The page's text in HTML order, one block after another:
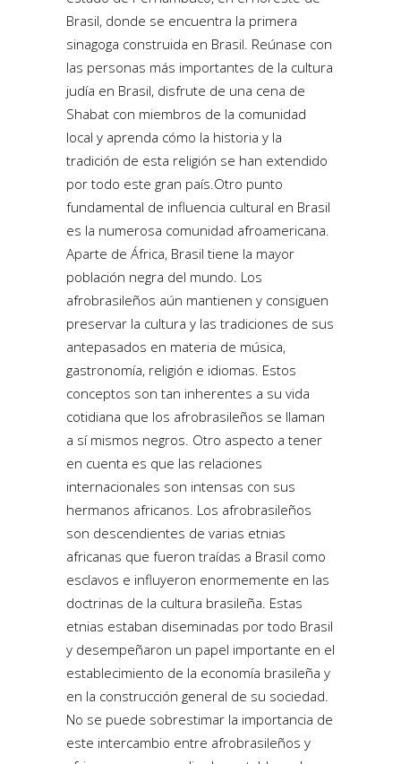
Brasil, donde se encuentra la primera
sinagoga construida en Brasil. Reúnase con
las personas más importantes de la cultura
judía en Brasil, disfrute de una cena de
Shabat con miembros de la comunidad
local y aprenda cómo la historia y la
tradición de esta religión se han extendido
por todo este gran país.Otro punto
fundamental de influencia cultural en Brasil
es la numerosa comunidad afroamericana.
Aparte de África, Brasil tiene la mayor
población negra del mundo. Los
afrobrasileños aún mantienen y consiguen
preservar la cultura y las tradiciones de sus
antepasados en materia de música,
gastronomía, religión e idiomas. Estos
conceptos son tan inherentes a su vida
cotidiana que los afrobrasileños se llaman
a sí mismos negros. Otro aspecto a tener
en cuenta es que las relaciones
internacionales son intensas con sus
hermanos africanos. Los afrobrasileños
son descendientes de varias etnias
africanas que fueron traídas a Brasil como
esclavos e influyeron enormemente en las
doctrinas de la cultura brasileña. Estas
etnias estaban diseminadas por todo Brasil
y desempeñaron un papel importante en el
establecimiento de la economía brasileña y
en la construcción general de su sociedad.
No se puede sobrestimar la importancia de
este intercambio entre afrobrasileños y